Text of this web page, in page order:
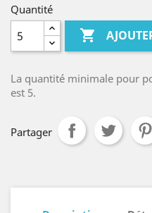
Quantité

La quantité minimale pour
est 5.
Partager